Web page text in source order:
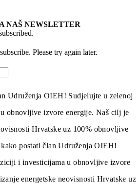
NAŠ NEWSLETTER
Please try again later.
Udruženja OIEH! Sudjelujte u zelenoj
obnovljive izvore energije. Naš cilj je
Hrvatske uz 100% obnovljive
kako postati član Udruženja OIEH!
i investicijama u obnovljive izvore
energetske neovisnosti Hrvatske uz